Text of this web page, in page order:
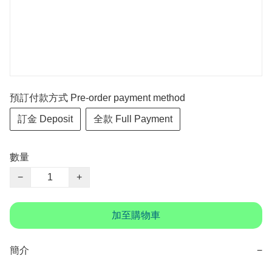
預訂付款方式 Pre-order payment method
訂金 Deposit 全款 Full Payment
數量
−
+
加至購物車
簡介 −